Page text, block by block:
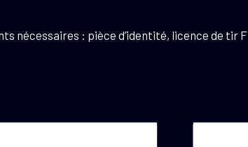
nécessaires : pièce d’identité, licence de tir